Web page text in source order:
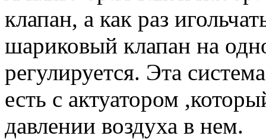
клапан, а как раз
шариковый клапан на
регулируется. Эта
есть с актуатором
давлении воздуха в нем.